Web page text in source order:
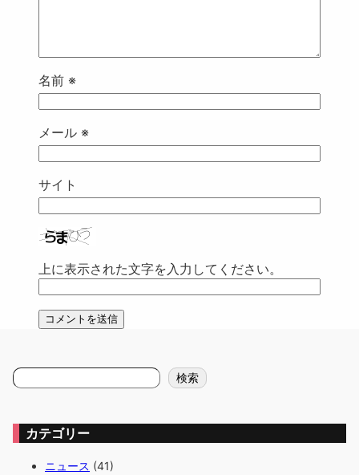
名前 ※
メール ※
サイト
上に表示された文字を入力してください。
検
索
検索
カテゴリー
ニュース (41)